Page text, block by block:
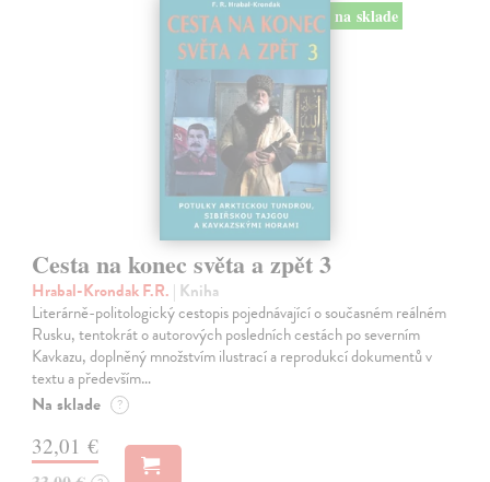
na sklade
Cesta na konec světa a zpět 3
Hrabal-Krondak F.R. | Kniha
Literárně-politologický cestopis pojednávající o současném reálném
Rusku, tentokrát o autorových posledních cestách po severním
Kavkazu, doplněný množstvím ilustrací a reprodukcí dokumentů v
textu a především…
Na sklade ?
32,01 €